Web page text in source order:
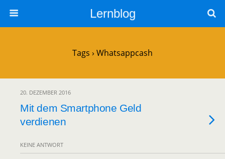
Lernblog
Tags › Whatsappcash
20. DEZEMBER 2016
Mit dem Smartphone Geld
verdienen
KEINE ANTWORT